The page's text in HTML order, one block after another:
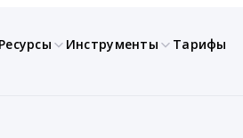
Ресурсы Инструменты Тарифы